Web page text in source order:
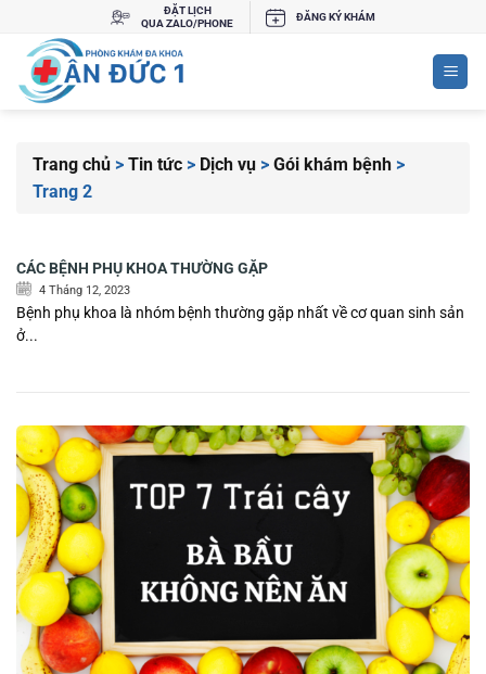
dung
ĐẶT LỊCH
QUA ZALO/PHONE
ĐĂNG KÝ KHÁM
Trang chủ > Tin tức > Dịch vụ > Gói khám bệnh >
Trang 2
CÁC BỆNH PHỤ KHOA THƯỜNG GẶP
4 Tháng 12, 2023
Bệnh phụ khoa là nhóm bệnh thường gặp nhất về cơ quan sinh sản
ở...